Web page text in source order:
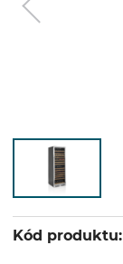
Kód produktu: